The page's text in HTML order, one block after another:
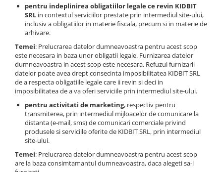
pentru indeplinirea obligatiilor legale ce revin KIDBIT
SRL in contextul serviciilor prestate prin intermediul site-ului,
inclusiv a obligatiilor in materie fiscala, precum si in materie de
arhivare.
Temei: Prelucrarea datelor dumneavoastra pentru acest scop
este necesara in baza unor obligatii legale. Furnizarea datelor
dumneavoastra in acest scop este necesara. Refuzul furnizarii
datelor poate avea drept consecinta imposibilitatea KIDBIT SRL
de a respecta obligatiile legale care ii revin si deci in
imposibilitatea de a va oferi serviciile prin intermediul site-ului.
pentru activitati de marketing, respectiv pentru
transmiterea, prin intermediul mijloacelor de comunicare la
distanta (e-mail, sms) de comunicari comerciale privind
produsele si serviciile oferite de KIDBIT SRL, prin intermediul
site-ului.
Temei: Prelucrarea datelor dumneavoastra pentru acest scop
are la baza consimtamantul dumneavoastra, daca alegeti sa-l